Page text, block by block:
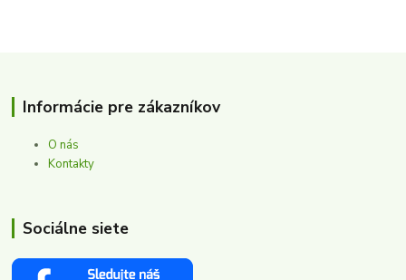
Informácie pre zákazníkov
O nás
Kontakty
Sociálne siete